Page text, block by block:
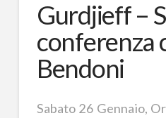
Gurdjieff –
conferenza
Bendoni
Sabato 26 Gennaio,